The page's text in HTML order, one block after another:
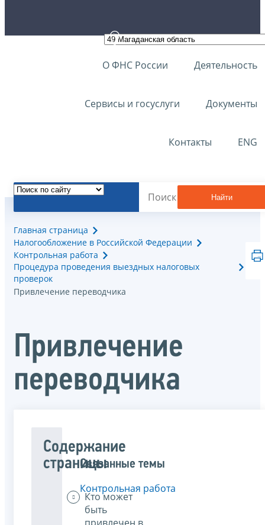
О ФНС России Деятельность
Сервисы и госуслуги Документы
Контакты ENG
Найти
Главная страница
Налогообложение в Российской Федерации
Контрольная работа
Процедура проведения выездных налоговых
проверок
Привлечение переводчика
Привлечение
переводчика
Содержание
страницы
Кто может
быть
Связанные темы
Контрольная работа